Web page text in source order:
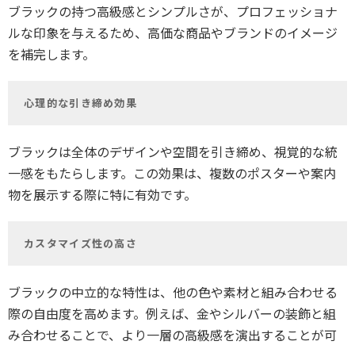
ブラックの持つ高級感とシンプルさが、プロフェッショナ
ルな印象を与えるため、高価な商品やブランドのイメージ
を補完します。
心理的な引き締め効果
ブラックは全体のデザインや空間を引き締め、視覚的な統
一感をもたらします。この効果は、複数のポスターや案内
物を展示する際に特に有効です。
カスタマイズ性の高さ
ブラックの中立的な特性は、他の色や素材と組み合わせる
際の自由度を高めます。例えば、金やシルバーの装飾と組
み合わせることで、より一層の高級感を演出することが可